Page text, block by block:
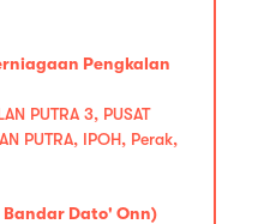
Pengkalan
PUTRA 3, PUSAT
PUTRA, IPOH, Perak,
Bandar Dato' Onn)